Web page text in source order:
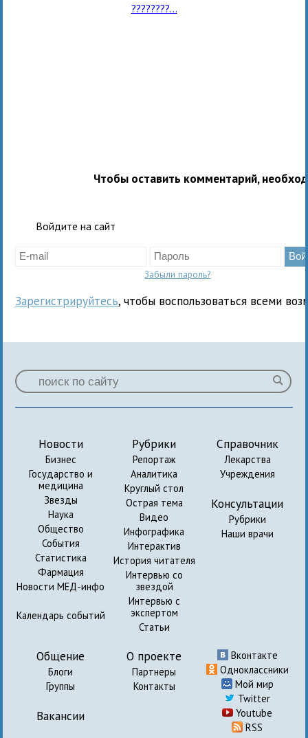
????????...
Чтобы оставить комментарий,
Войдите на сайт
Забыли пароль?
Зарегистрируйтесь, чтобы воспользоваться всеми
Новости
Бизнес
Государство и
медицина
Звезды
Наука
Общество
События
Статистика
Фармация
Новости МЕД-инфо
Календарь событий
Рубрики
Репортаж
Аналитика
Круглый стол
Острая тема
Видео
Инфографика
Интерактив
История читателя
Интервью со
звездой
Интервью с
экспертом
Статьи
Справочник
Лекарства
Учреждения
Консультации
Рубрики
Наши врачи
Общение
Блоги
Группы
Вакансии
О проекте
Партнеры
Контакты
Вконтакте
Одноклассники
Мой мир
Twitter
Youtube
RSS